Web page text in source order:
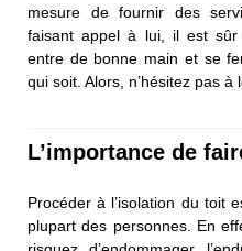
mesure de fournir des
faisant appel à lui, il est sûr
entre de bonne main et se
qui soit. Alors, n’hésitez pas à
L’importance de
Procéder à l’isolation du toit
plupart des personnes. En